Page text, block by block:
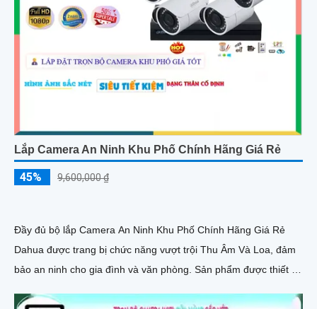
Lắp Camera An Ninh Khu Phố Chính Hãng Giá Rẻ
45% 9,600,000 ₫
Đầy đủ bộ lắp Camera An Ninh Khu Phố Chính Hãng Giá Rẻ
Dahua được trang bị chức năng vượt trội Thu Âm Và Loa, đảm
bảo an ninh cho gia đình và văn phòng. Sản phẩm được thiết kế